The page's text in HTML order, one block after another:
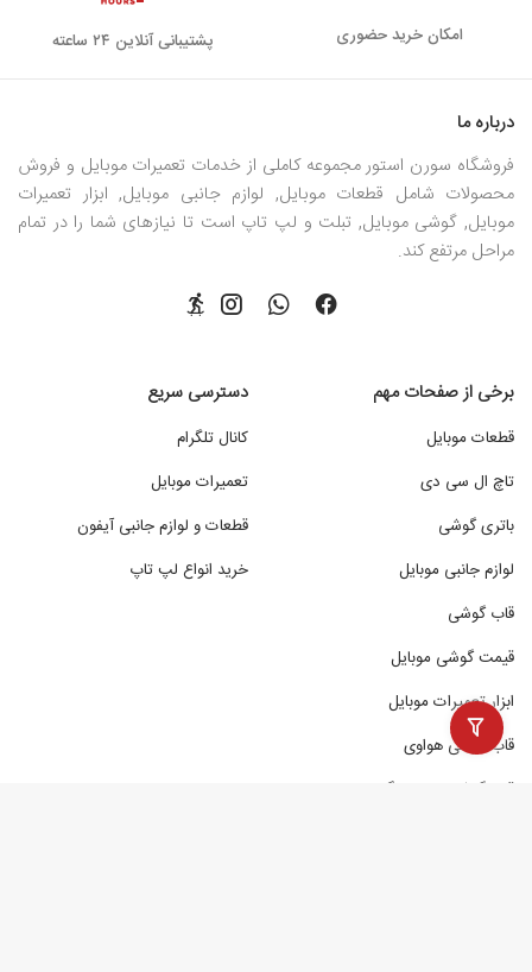
امکان خرید حضوری پشتیبانی آنلاین ۲۴ ساعته
درباره ما
فروشگاه سورن استور مجموعه کاملی از خدمات تعمیرات موبایل و فروش
محصولات شامل قطعات موبایل, لوازم جانبی موبایل, ابزار تعمیرات
موبایل, گوشی موبایل, تبلت و لپ تاپ است تا نیازهای شما را در تمام
مراحل مرتفع کند.
برخی از صفحات مهم
قطعات موبایل
تاچ ال سی دی
باتری گوشی
لوازم جانبی موبایل
قاب گوشی
قیمت گوشی موبایل
ابزار تعمیرات موبایل
قاب گوشی هواوی
قاب گوشی سامسونگ
دسترسی سریع
کانال تلگرام
تعمیرات موبایل
قطعات و لوازم جانبی آیفون
خرید انواع لپ تاپ